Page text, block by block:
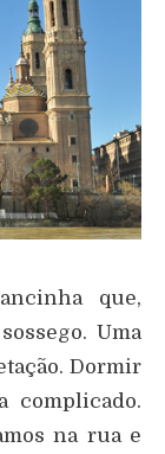
que,
Uma
Dormir
complicado.
na rua e